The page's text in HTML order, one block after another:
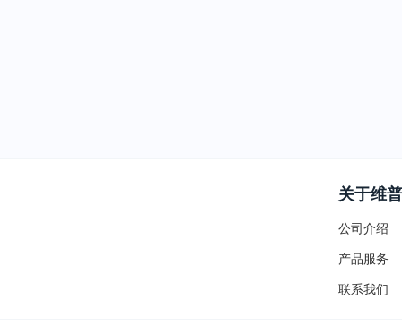
关于维普
公司介绍
产品服务
联系我们